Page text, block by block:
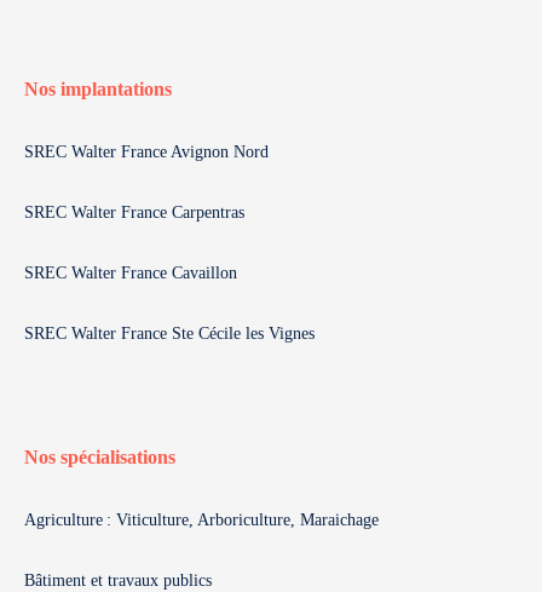
Nos implantations
SREC Walter France Avignon Nord
SREC Walter France Carpentras
SREC Walter France Cavaillon
SREC Walter France Ste Cécile les Vignes
Nos spécialisations
Agriculture : Viticulture, Arboriculture, Maraichage
Bâtiment et travaux publics